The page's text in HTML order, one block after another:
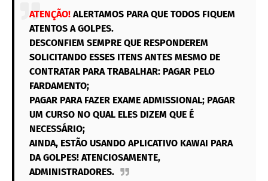
ATENÇÃO! ALERTAMOS PARA QUE TODOS FIQUEM
ATENTOS A GOLPES.
DESCONFIEM SEMPRE QUE RESPONDEREM
SOLICITANDO ESSES ITENS ANTES MESMO DE
CONTRATAR PARA TRABALHAR: PAGAR PELO
FARDAMENTO;
PAGAR PARA FAZER EXAME ADMISSIONAL; PAGAR
UM CURSO NO QUAL ELES DIZEM QUE É
NECESSÁRIO;
AINDA, ESTÃO USANDO APLICATIVO KAWAI PARA
DA GOLPES! ATENCIOSAMENTE,
ADMINISTRADORES.